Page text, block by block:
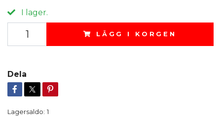
I lager.
LÄGG I KORGEN
Dela
Lagersaldo: 1